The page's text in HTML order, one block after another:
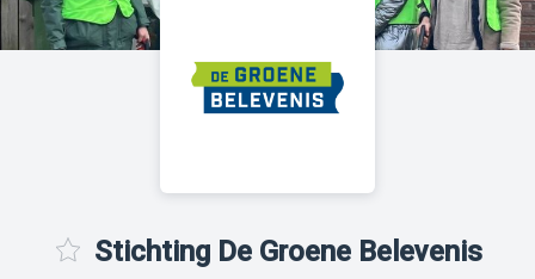
Stichting De Groene Belevenis